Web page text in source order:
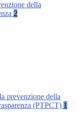
della
2
prevenzione della
(PTPCT) 1